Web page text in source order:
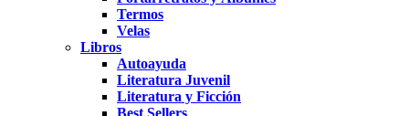
Termos
Velas
Libros
Autoayuda
Literatura Juvenil
Literatura y Ficción
Best Sellers